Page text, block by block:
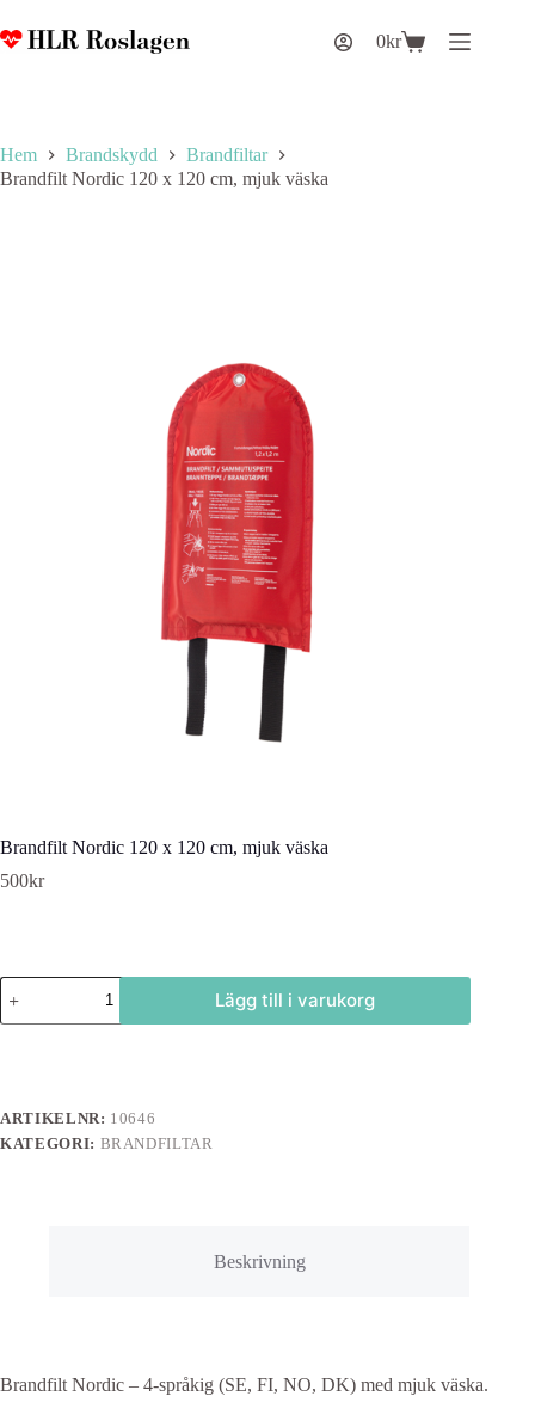
till
innehåll
Varukorg
0kr
Hem Brandskydd
Brandfiltar
Brandfilt Nordic 120 x 120 cm, mjuk väska
Brandfilt Nordic 120 x 120 cm, mjuk väska
500kr
Brandfilt
Nordic
120
väska
mängd
Lägg till i varukorg
ARTIKELNR: 10646
KATEGORI: BRANDFILTAR
Beskrivning
Brandfilt Nordic – 4-språkig (SE, FI, NO, DK) med mjuk väska.